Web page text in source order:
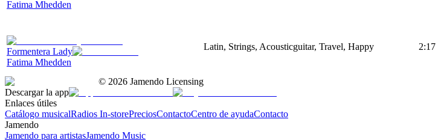
Fatima Mhedden
Formentera Lady
Fatima Mhedden
Latin, Strings, Acousticguitar, Travel, Happy 2:17
© 2026 Jamendo Licensing
Descargar la app
Enlaces útiles
Catálogo musicalRadios In-storePreciosContactoCentro de ayudaContacto
Jamendo
Jamendo para artistasJamendo Music